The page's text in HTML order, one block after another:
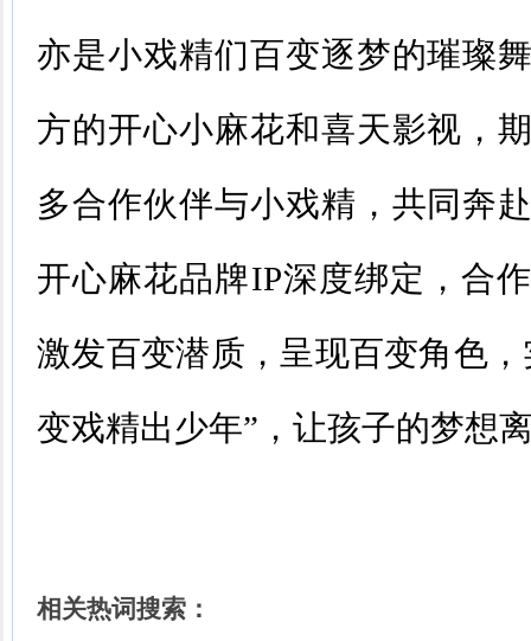
亦是小戏精们百变逐梦的璀璨
方的开心小麻花和喜天影视，
多合作伙伴与小戏精，共同奔
开心麻花品牌IP深度绑定，合
激发百变潜质，呈现百变角色
变戏精出少年”，让孩子的梦想
相关热词搜索：